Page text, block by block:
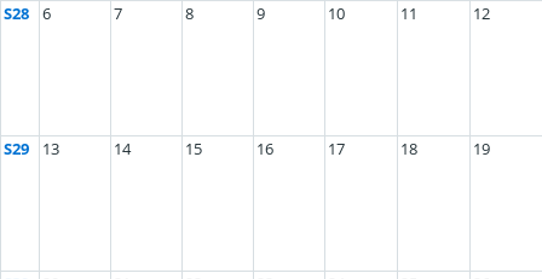
S28 6 7 8 9 10 11 12
S29 13 14 15 16 17 18 19